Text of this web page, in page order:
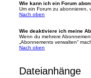
Wie kann ich ein Forum
Um ein Forum zu abonnieren,
Nach oben
Wie deaktiviere ich meine
Wenn du mehrere
„Abonnements verwalten“
Nach oben
Dateianhänge